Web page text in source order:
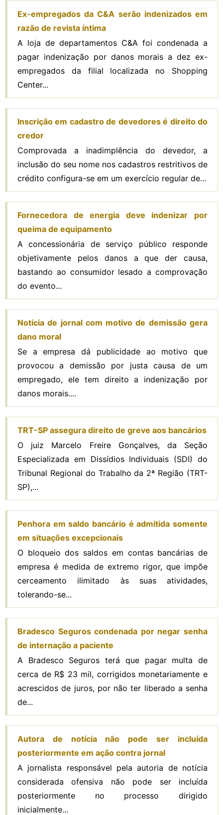
Ex-empregados da C&A serão indenizados em
razão de revista íntima
A loja de departamentos C&A foi condenada a
pagar indenização por danos morais a dez ex-
empregados da filial localizada no Shopping
Center...
Inscrição em cadastro de devedores é direito do
credor
Comprovada a inadimplência do devedor, a
inclusão do seu nome nos cadastros restritivos de
crédito configura-se em um exercício regular de...
Fornecedora de energia deve indenizar por
queima de equipamento
A concessionária de serviço público responde
objetivamente pelos danos a que der causa,
bastando ao consumidor lesado a comprovação
do evento...
Notícia de jornal com motivo de demissão gera
dano moral
Se a empresa dá publicidade ao motivo que
provocou a demissão por justa causa de um
empregado, ele tem direito a indenização por
danos morais....
TRT-SP assegura direito de greve aos bancários
O juiz Marcelo Freire Gonçalves, da Seção
Especializada em Dissídios Individuais (SDI) do
Tribunal Regional do Trabalho da 2ª Região (TRT-
SP),...
Penhora em saldo bancário é admitida somente
em situações excepcionais
O bloqueio dos saldos em contas bancárias de
empresa é medida de extremo rigor, que impõe
cerceamento ilimitado às suas atividades,
tolerando-se...
Bradesco Seguros condenada por negar senha
de internação a paciente
A Bradesco Seguros terá que pagar multa de
cerca de R$ 23 mil, corrigidos monetariamente e
acrescidos de juros, por não ter liberado a senha
de...
Autora de notícia não pode ser incluída
posteriormente em ação contra jornal
A jornalista responsável pela autoria de notícia
considerada ofensiva não pode ser incluída
posteriormente no processo dirigido
inicialmente...